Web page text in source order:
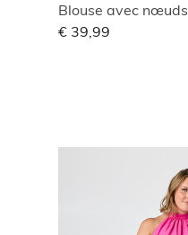
Blouse avec nœuds
€ 39,99